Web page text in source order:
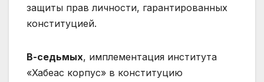
защиты прав личности, гарантированных
конституцией.
В-седьмых, имплементация института
«Хабеас корпус» в конституцию